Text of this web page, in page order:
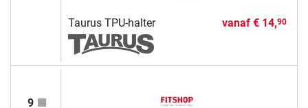
Taurus TPU-halter vanaf € 14,90
9